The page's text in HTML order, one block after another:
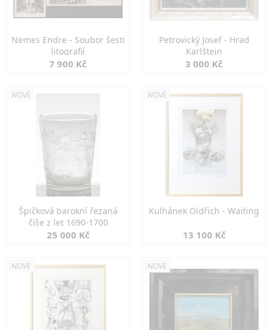
Nemes Endre - Soubor šesti
litografií
7 900 Kč
Petrovický Josef - Hrad
Karlštejn
3 000 Kč
NOVÉ
Špičková barokní řezaná
číše z let 1690-1700
25 000 Kč
NOVÉ
Kulhánek Oldřich - Waiting
13 100 Kč
NOVÉ NOVÉ